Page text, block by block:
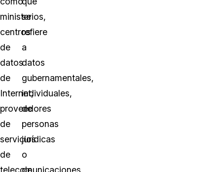
ministerios,
centros
de
datos
de
Internet,
proveedores
de
servicios
de
telecomunicaciones,
se
refiere
a
datos
gubernamentales,
individuales,
de
personas
jurídicas
o
de